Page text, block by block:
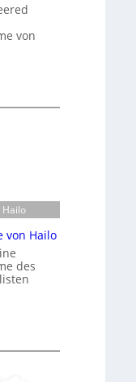
von
Hailo
von Hailo
des